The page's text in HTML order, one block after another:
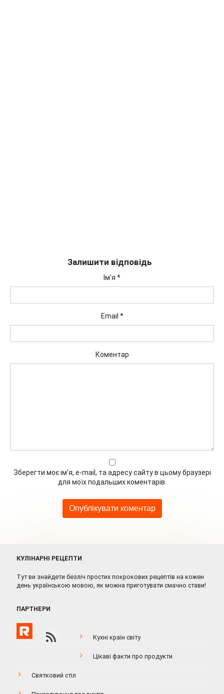
Залишити відповідь
Ім'я *
Email *
Коментар
Зберегти моє ім'я, e-mail, та адресу сайту в цьому браузері
для моїх подальших коментарів.
КУЛІНАРНІ РЕЦЕПТИ
Тут ви знайдети безліч простих покрокових рецептів на кожен
день українською мовою, як можна приготувати смачно стави!
ПАРТНЕРИ
Кухні країн світу
Цікаві факти про продукти
Святковий стіл